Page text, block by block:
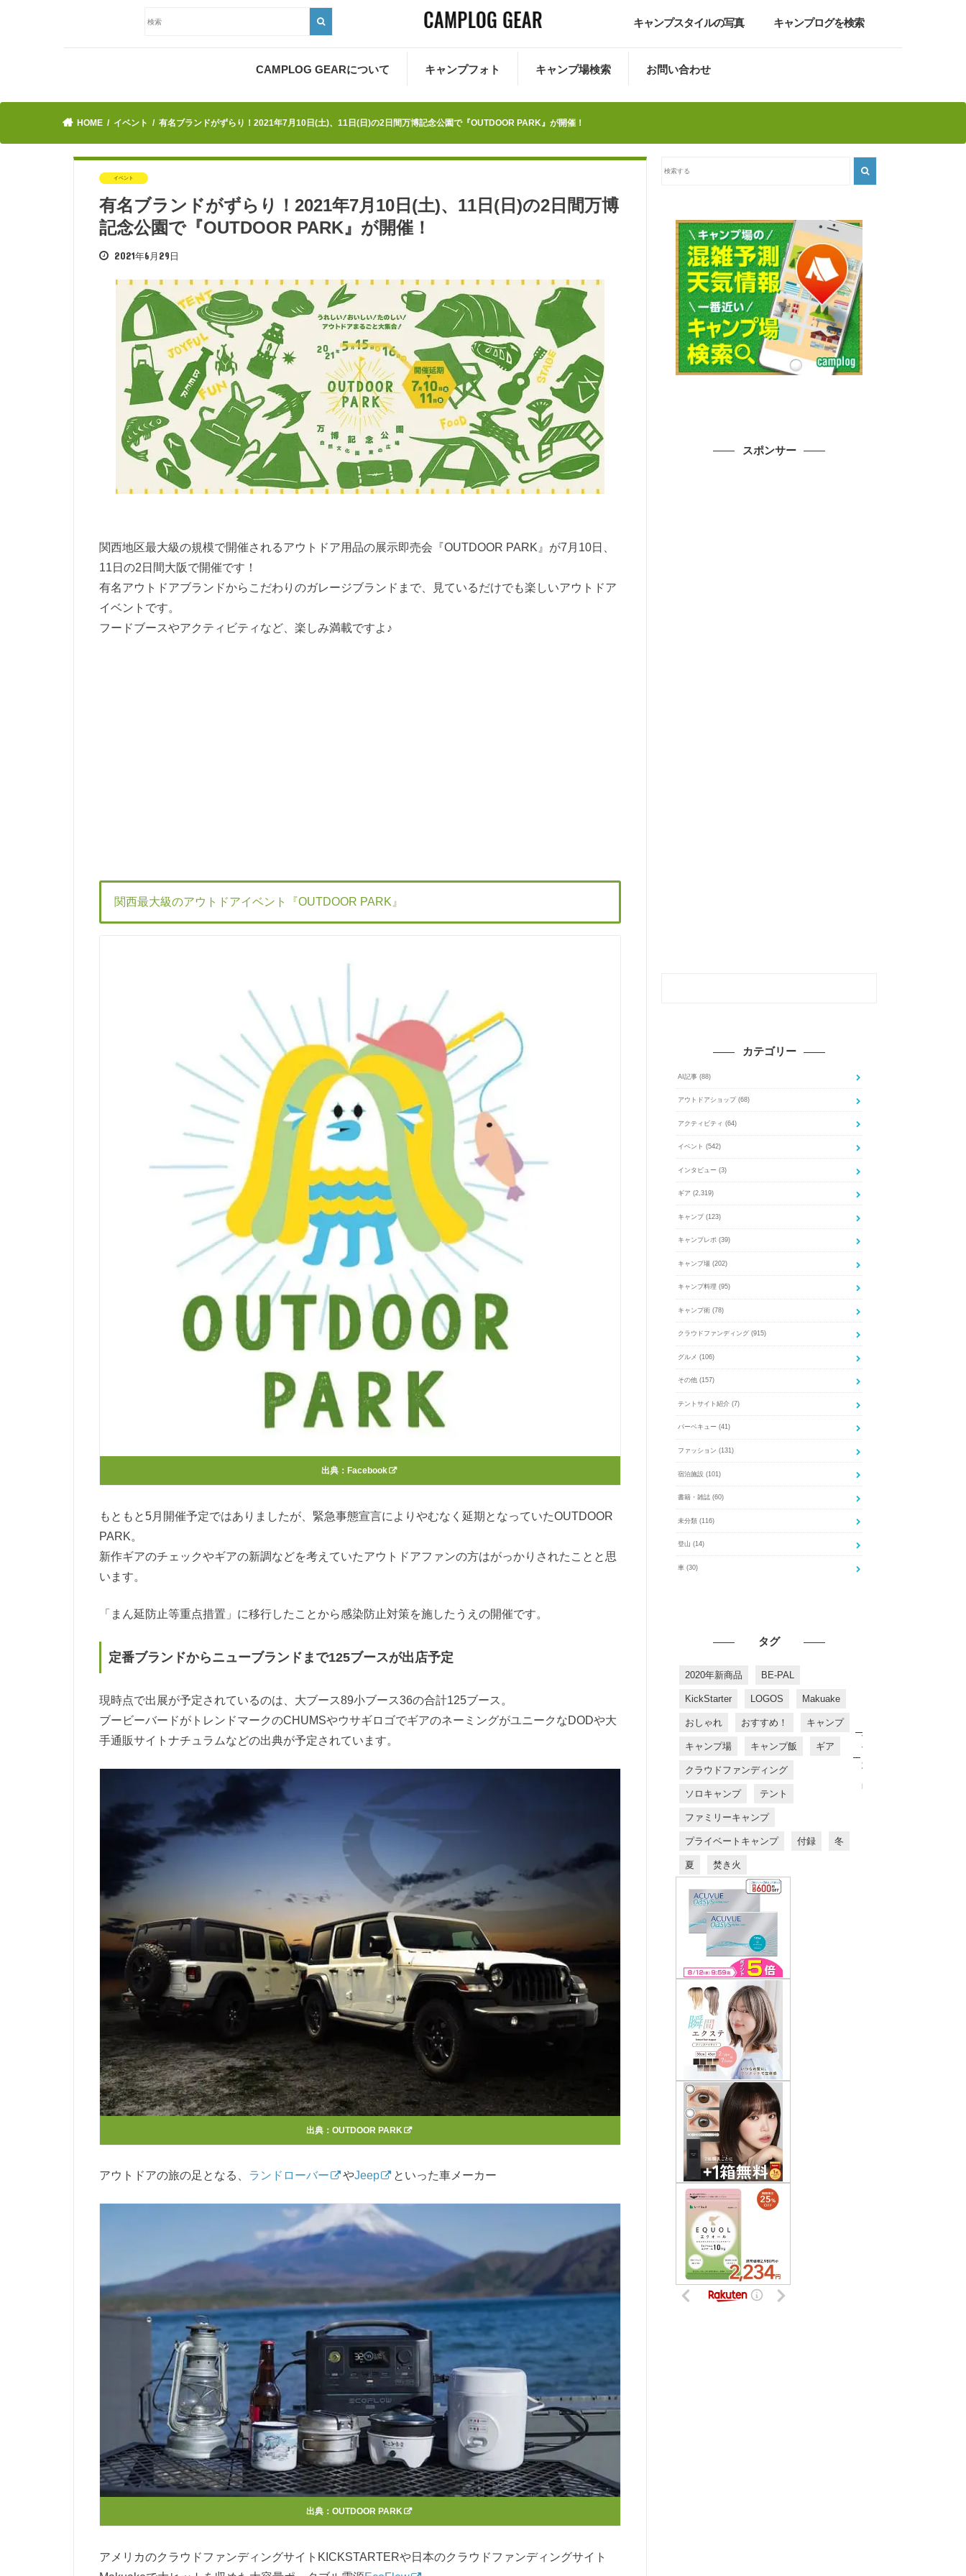
キャンプスタイルの写真 キャンプログを検索
CAMPLOG GEARについて キャンプフォト キャンプ場検索 お問い合わせ
HOME イベント 有名ブランドがずらり！2021年7月10日(土)、11日(日)の2日間万博記念公園で『OUTDOOR PARK』が開催！
イベント
有名ブランドがずらり！2021年7月10日(土)、11日(日)の2日間万博
記念公園で『OUTDOOR PARK』が開催！
2021年6月29日
関西地区最大級の規模で開催されるアウトドア用品の展示即売会『OUTDOOR PARK』が7月10日、
11日の2日間大阪で開催です！
有名アウトドアブランドからこだわりのガレージブランドまで、見ているだけでも楽しいアウトドア
イベントです。
フードブースやアクティビティなど、楽しみ満載ですよ♪
関西最大級のアウトドアイベント『OUTDOOR PARK』
出典： Facebook
もともと5月開催予定ではありましたが、緊急事態宣言によりやむなく延期となっていたOUTDOOR
PARK。
新作ギアのチェックやギアの新調などを考えていたアウトドアファンの方はがっかりされたことと思
います。
「まん延防止等重点措置」に移行したことから感染防止対策を施したうえの開催です。
定番ブランドからニューブランドまで125ブースが出店予定
現時点で出展が予定されているのは、大ブース89小ブース36の合計125ブース。
ブービーバードがトレンドマークのCHUMSやウサギロゴでギアのネーミングがユニークなDODや大
手通販サイトナチュラムなどの出典が予定されています。
出典：OUTDOOR PARK
アウトドアの旅の足となる、 ランドローバー やJeep といった車メーカー
出典：OUTDOOR PARK
アメリカのクラウドファンディングサイトKICKSTARTERや日本のクラウドファンディングサイト
スポンサー
カテゴリー
AI記事 (88)
アウトドアショップ (68)
アクティビティ (64)
イベント (542)
インタビュー (3)
ギア (2,319)
キャンプ (123)
キャンプレポ (39)
キャンプ場 (202)
キャンプ料理 (95)
キャンプ術 (78)
クラウドファンディング (915)
グルメ (106)
その他 (157)
テントサイト紹介 (7)
バーベキュー (41)
ファッション (131)
宿泊施設 (101)
書籍・雑誌 (60)
未分類 (116)
登山 (14)
車 (30)
タグ
2020年新商品 BE-PAL
KickStarter LOGOS Makuake
おしゃれ おすすめ！ キャンプ
キャンプ場 キャンプ飯 ギア
クラウドファンディング
ソロキャンプ テント
ファミリーキャンプ
プライベートキャンプ 付録 冬
夏 焚き火
す
す
め
商
品